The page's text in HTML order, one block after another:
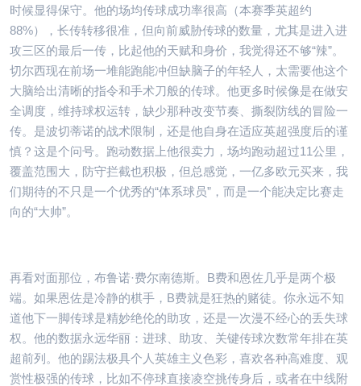
时候显得保守。他的场均传球成功率很高（本赛季英超约
88%），长传转移很准，但向前威胁传球的数量，尤其是进入进
攻三区的最后一传，比起他的天赋和身价，我觉得还不够“辣”。
切尔西现在前场一堆能跑能冲但缺脑子的年轻人，太需要他这个
大脑给出清晰的指令和手术刀般的传球。他更多时候像是在做安
全调度，维持球权运转，缺少那种改变节奏、撕裂防线的冒险一
传。是波切蒂诺的战术限制，还是他自身在适应英超强度后的谨
慎？这是个问号。跑动数据上他很卖力，场均跑动超过11公里，
覆盖范围大，防守拦截也积极，但总感觉，一亿多欧元买来，我
们期待的不只是一个优秀的“体系球员”，而是一个能决定比赛走
向的“大帅”。
再看对面那位，布鲁诺·费尔南德斯。B费和恩佐几乎是两个极
端。如果恩佐是冷静的棋手，B费就是狂热的赌徒。你永远不知
道他下一脚传球是精妙绝伦的助攻，还是一次漫不经心的丢失球
权。他的数据永远华丽：进球、助攻、关键传球次数常年排在英
超前列。他的踢法极具个人英雄主义色彩，喜欢各种高难度、观
赏性极强的传球，比如不停球直接凌空挑传身后，或者在中线附